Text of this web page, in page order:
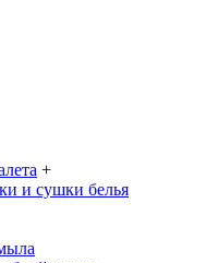
+
и сушки белья